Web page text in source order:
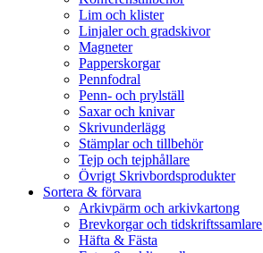
Lim och klister
Linjaler och gradskivor
Magneter
Papperskorgar
Pennfodral
Penn- och prylställ
Saxar och knivar
Skrivunderlägg
Stämplar och tillbehör
Tejp och tejphållare
Övrigt Skrivbordsprodukter
Sortera & förvara
Arkivpärm och arkivkartong
Brevkorgar och tidskriftssamlare
Häfta & Fästa